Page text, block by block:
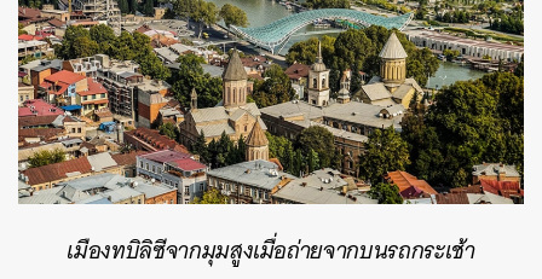
เมืองทบิลิซีจากมุมสูงเมื่อถ่ายจากบนรถกระเช้า